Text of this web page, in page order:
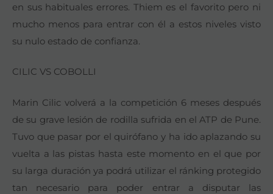
en sus habituales errores. Thiem es el favorito pero ni
mucho menos para entrar con él a estos niveles visto
su nulo estado de confianza.
CILIC VS COBOLLI
Marin Cilic volverá a la competición 6 meses después
de su grave lesión de rodilla sufrida en el ATP de Pune.
Tuvo que pasar por el quirófano y ha ido aplazando su
vuelta a las pistas hasta este momento en el que por
su larga duración ya podrá utilizar el ránking protegido
tan necesario para poder entrar a disputar las